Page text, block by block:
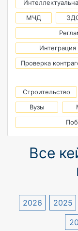
МЧД
Интеграция
Проверка
Строительство
Вузы
Все
2026 2025